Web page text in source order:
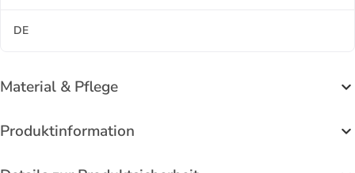
DE
Material & Pflege
Produktinformation